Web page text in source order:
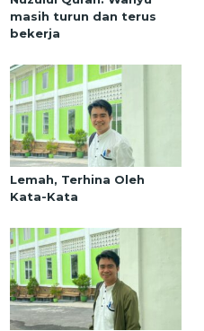
masih turun dan terus
bekerja
Lemah, Terhina Oleh
Kata-Kata